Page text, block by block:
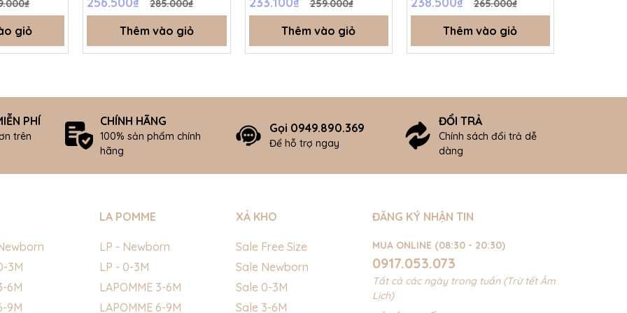
giỏ
285.000₫
Thêm vào giỏ
259.000₫
Thêm vào giỏ
265.000₫
Thêm vào giỏ
PHÍ
trên
CHÍNH HÃNG
100% sản phẩm chính
hãng
Gọi 0949.890.369
Để hỗ trợ ngay
ĐỔI TRẢ
Chính sách đổi trả dễ
dàng
3M
6M
9M
LA POMME
LP - Newborn
LP - 0-3M
LAPOMME 3-6M
LAPOMME 6-9M
XẢ KHO
Sale Free Size
Sale Newborn
Sale 0-3M
Sale 3-6M
ĐĂNG KÝ NHẬN TIN
MUA ONLINE (08:30 - 20:30)
0917.053.073
Tất cả các ngày trong tuần (Trừ tết Âm
Lịch)